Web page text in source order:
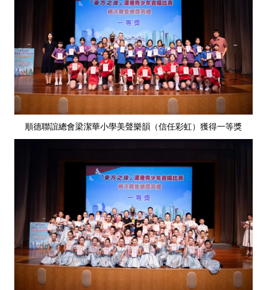
順德聯誼總會梁潔華小學美聲樂韻（信任彩虹）獲得一等獎